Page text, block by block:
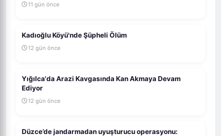
11 gün önce
Kadıoğlu Köyü'nde Şüpheli Ölüm
12 gün önce
Yığılca'da Arazi Kavgasında Kan Akmaya Devam
Ediyor
12 gün önce
Düzce’de jandarmadan uyuşturucu operasyonu: